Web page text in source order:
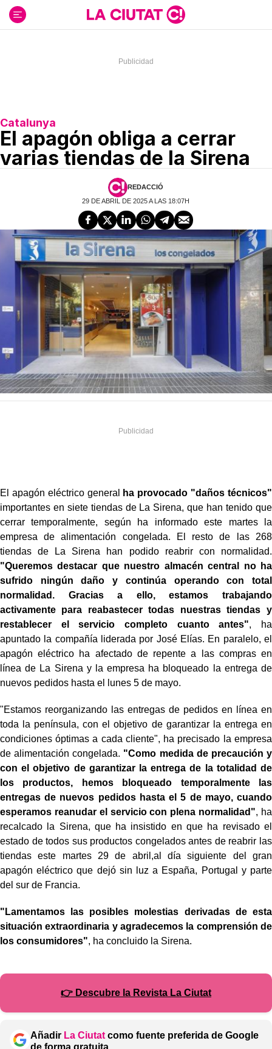
contenido
Catalunya
El apagón obliga a cerrar
varias tiendas de la Sirena
REDACCIÓ
29 DE ABRIL DE 2025 A LAS 18:07H
El apagón eléctrico general
ha provocado "daños técnicos"
importantes en siete tiendas de La Sirena, que han tenido que
cerrar temporalmente, según ha informado este martes la
empresa de alimentación congelada. El resto de las 268
tiendas de La Sirena han podido reabrir con normalidad.
"Queremos destacar que nuestro almacén central no ha
sufrido ningún daño y continúa operando con total
normalidad. Gracias a ello, estamos trabajando
activamente para reabastecer todas nuestras tiendas y
restablecer el servicio completo cuanto antes", ha
apuntado la compañía liderada por José Elías. En paralelo, el
apagón eléctrico ha afectado de repente a las compras en
línea de La Sirena y la empresa ha bloqueado la entrega de
nuevos pedidos hasta el lunes 5 de mayo.
"Estamos reorganizando las entregas de pedidos en línea en
toda la península, con el objetivo de garantizar la entrega en
condiciones óptimas a cada cliente", ha precisado la empresa
de alimentación congelada. "Como medida de precaución y
con el objetivo de garantizar la entrega de la totalidad de
los productos, hemos bloqueado temporalmente las
entregas de nuevos pedidos hasta el 5 de mayo, cuando
esperamos reanudar el servicio con plena normalidad", ha
recalcado la Sirena, que ha insistido en que ha revisado el
estado de todos sus productos congelados antes de reabrir las
tiendas este martes 29 de abril,al día siguiente del gran
apagón eléctrico que dejó sin luz a España, Portugal y parte
del sur de Francia.
"Lamentamos las posibles molestias derivadas de esta
situación extraordinaria y agradecemos la comprensión de
los consumidores", ha concluido la Sirena.
👉 Descubre la Revista La Ciutat
Añadir La Ciutat como fuente preferida de Google
de forma gratuita